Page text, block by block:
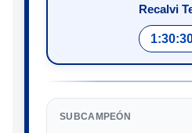
Recalvi
SUBCAMPEÓN